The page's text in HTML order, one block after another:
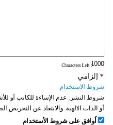
: Characters Left
إلزامي *
شروط الاستخدام
شروط النشر: عدم الإساءة للكاتب أو
أو الذات الالهية. والابتعاد عن التحريض
اُوافق على شروط الأستخدام